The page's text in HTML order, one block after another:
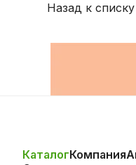
Назад к списку
КаталогКомпания